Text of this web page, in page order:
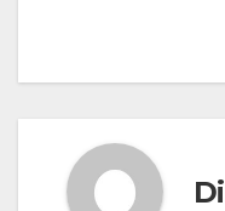
articoli
Di